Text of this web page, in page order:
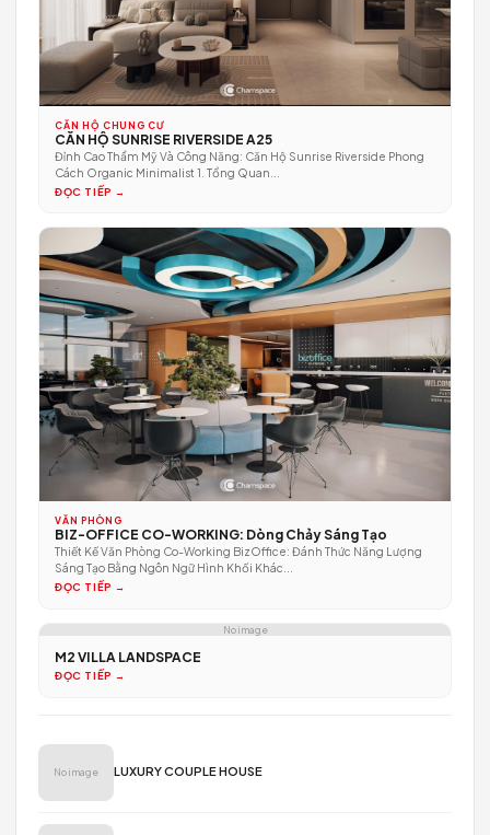
CĂN HỘ CHUNG CƯ
KEN'S ENSO - FELIZ EN VISTA - CÔNG TRÌNH THỰC TẾ
Bản Giao Hưởng Của Ánh Sáng Và Đường Cong Từ khóa chính:
kế căn hộ Organic Minimalist,...
ĐỌC TIẾP →
CĂN HỘ SUNRISE RIVERSIDE A25
Đỉnh Cao Thẩm Mỹ Và Công Năng: Căn Hộ Sunrise Riverside